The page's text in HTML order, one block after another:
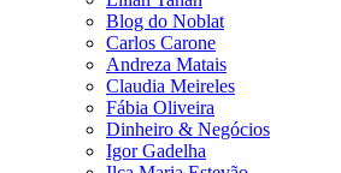
Blog do Noblat
Carlos Carone
Andreza Matais
Claudia Meireles
Fábia Oliveira
Dinheiro & Negócios
Igor Gadelha